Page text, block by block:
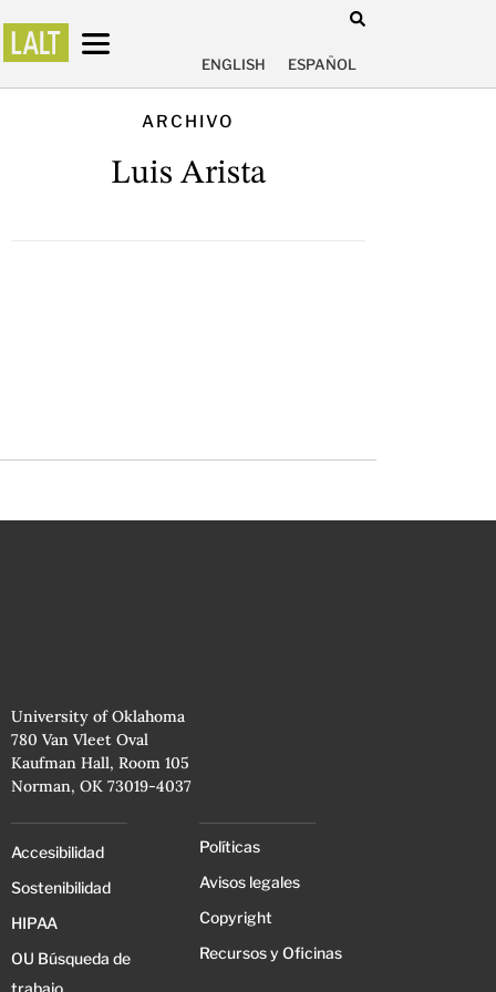
ENGLISH ESPAÑOL
ARCHIVO
Luis Arista
University of Oklahoma
780 Van Vleet Oval
Kaufman Hall, Room 105
Norman, OK 73019-4037
Accesibilidad
Sostenibilidad
HIPAA
OU Búsqueda de
Políticas
Avisos legales
Copyright
Recursos y Oficinas